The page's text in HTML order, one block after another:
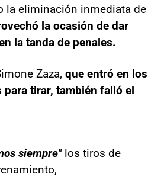
la eliminación inmediata de
la ocasión de dar
la tanda de penales.
Zaza, que entró en los
tirar, también falló el
siempre"los tiros de